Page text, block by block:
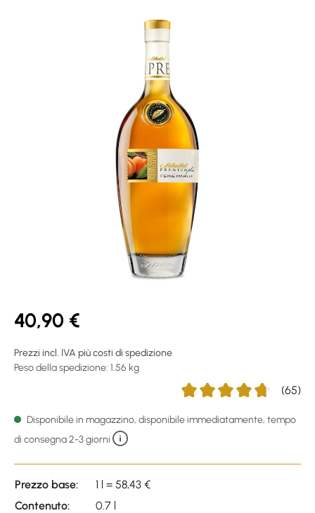
40,90 €
Prezzi incl. IVA più costi di spedizione
Peso della spedizione: 1.56 kg
(65)
Disponibile in magazzino, disponibile immediatamente, tempo
di consegna 2-3 giorni
Prezzo base:
1 l = 58,43 €
Contenuto:
0.7 l